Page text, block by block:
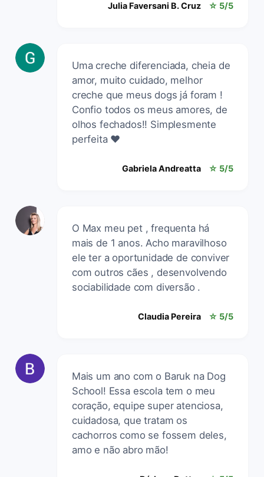
Julia Faversani B. Cruz ☆ 5/5
Uma creche diferenciada, cheia de
amor, muito cuidado, melhor
creche que meus dogs já foram !
Confio todos os meus amores, de
olhos fechados!! Simplesmente
perfeita ❤️
Gabriela Andreatta ☆ 5/5
O Max meu pet , frequenta há
mais de 1 anos. Acho maravilhoso
ele ter a oportunidade de conviver
com outros cães , desenvolvendo
sociabilidade com diversão .
Claudia Pereira ☆ 5/5
Mais um ano com o Baruk na Dog
School! Essa escola tem o meu
coração, equipe super atenciosa,
cuidadosa, que tratam os
cachorros como se fossem deles,
amo e não abro mão!